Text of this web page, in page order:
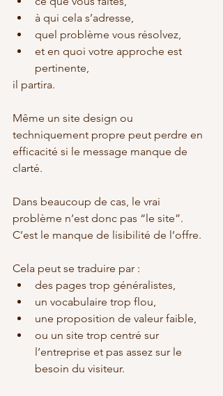
à qui cela s’adresse,
quel problème vous résolvez,
et en quoi votre approche est
pertinente,
il partira.
Même un site design ou
techniquement propre peut perdre en
efficacité si le message manque de
clarté.
Dans beaucoup de cas, le vrai
problème n’est donc pas “le site”.
C’est le manque de lisibilité de l’offre.
Cela peut se traduire par :
des pages trop généralistes,
un vocabulaire trop flou,
une proposition de valeur faible,
ou un site trop centré sur
l’entreprise et pas assez sur le
besoin du visiteur.